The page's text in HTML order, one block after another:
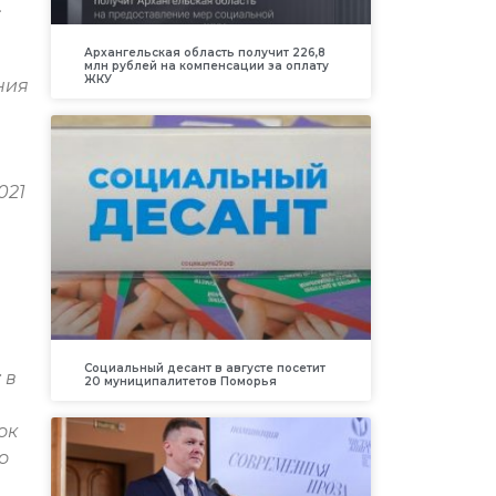
в
Архангельская область получит 226,8
млн рублей на компенсации за оплату
ЖКУ
Социальный десант в августе посетит
20 муниципалитетов Поморья